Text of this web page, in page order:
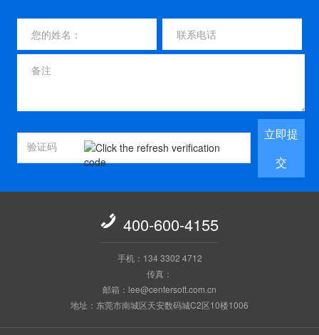
立即提
交
 400-600-4155
手机：134 3302 4712
传真：
邮箱：lee@centersoft.com.cn
地址：东莞市南城区天安数码城C2区10楼1006